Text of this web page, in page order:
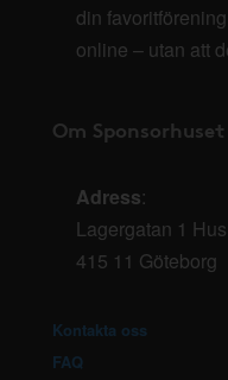
din
online – utan att
Om Sponsorhuset
Adress:
Lagergatan 1
415 11 Göteborg
Kontakta oss
FAQ